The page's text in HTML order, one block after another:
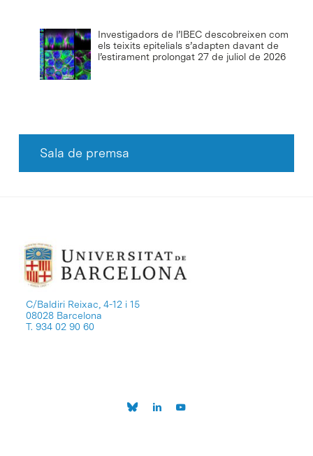
Investigadors de l’IBEC descobreixen com
els teixits epitelials s’adapten davant de
l’estirament prolongat 27 de juliol de 2026
Sala de premsa
C/Baldiri Reixac, 4-12 i 15
08028 Barcelona
T. 934 02 90 60